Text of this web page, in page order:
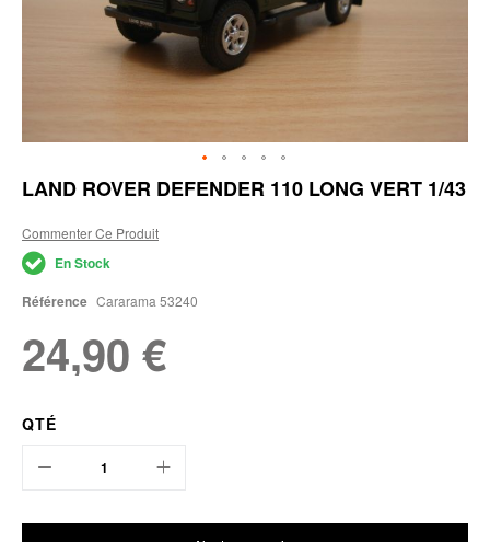
Skip
to
beginning
of
the
images
gallery
LAND ROVER DEFENDER 110 LONG VERT 1/43
Commenter Ce Produit
En Stock
Référence Cararama 53240
24,90 €
QTÉ